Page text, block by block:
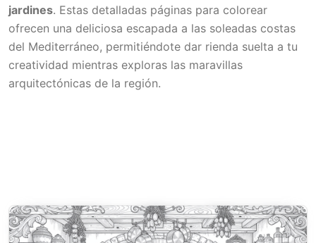
jardines. Estas detalladas páginas para colorear
ofrecen una deliciosa escapada a las soleadas costas
del Mediterráneo, permitiéndote dar rienda suelta a tu
creatividad mientras exploras las maravillas
arquitectónicas de la región.